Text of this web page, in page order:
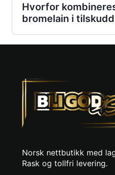
Hvorfor
bromelain i
Norsk nettbutikk med
Rask og tollfri levering.